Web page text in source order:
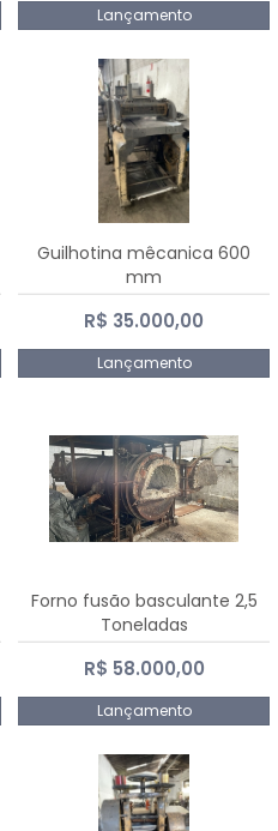
Lançamento
Guilhotina mêcanica 600
mm
R$ 35.000,00
Lançamento
Forno fusão basculante 2,5
Toneladas
R$ 58.000,00
Lançamento